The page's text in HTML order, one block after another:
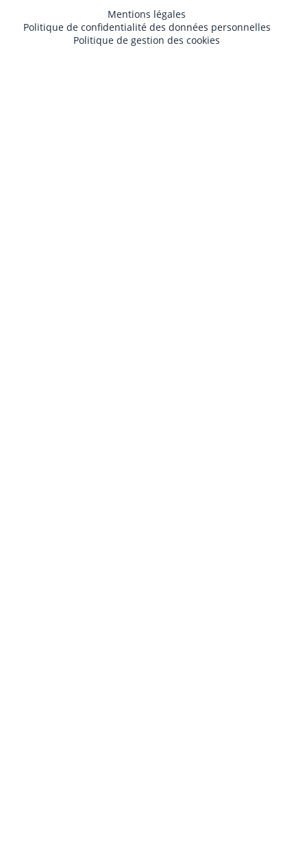
Mentions légales
Politique de confidentialité des données personnelles
Politique de gestion des cookies